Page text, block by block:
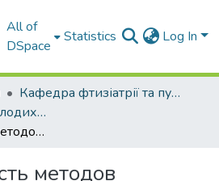
All of
DSpace
Statistics Log In
Кафедра фтизіатрії та пульмонології
Наукові роботи молодих дослідників. Кафедра фтизіатрії та пульмонології
Продуктивность методов амплификации для диагностики туберкулеза
методов